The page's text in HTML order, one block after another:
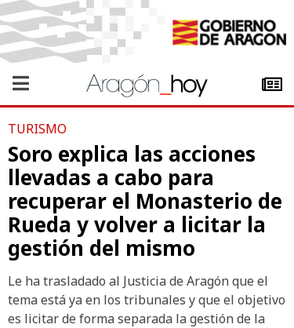
TURISMO
Soro explica las acciones
llevadas a cabo para
recuperar el Monasterio de
Rueda y volver a licitar la
gestión del mismo
Le ha trasladado al Justicia de Aragón que el
tema está ya en los tribunales y que el objetivo
es licitar de forma separada la gestión de la